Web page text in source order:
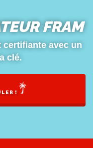
FRAM
certifiante avec un
clé.
!